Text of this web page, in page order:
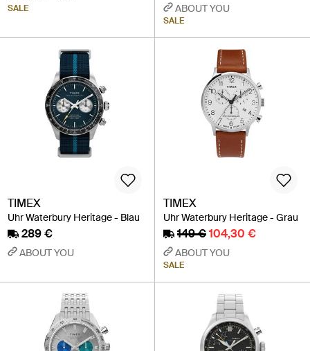
SALE ABOUT YOU
SALE
TIMEX
Uhr Waterbury Heritage - Blau
289 €
ABOUT YOU
TIMEX
Uhr Waterbury Heritage - Grau
149 €104,30 €
ABOUT YOU
SALE